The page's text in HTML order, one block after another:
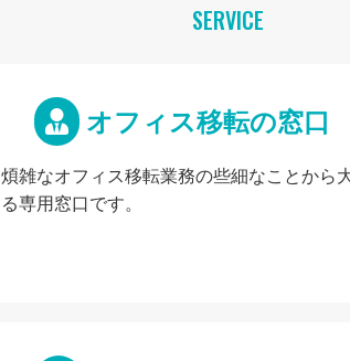
SERVICE
オフィス移転の窓口
煩雑なオフィス移転業務の些細なことから
る専用窓口です。